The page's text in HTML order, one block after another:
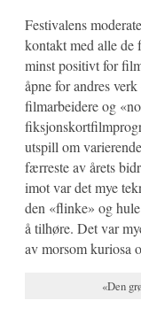
Festivalens
kontakt med alle de
minst positivt for
åpne for andres
filmarbeidere og
utspill om
færreste av årets
imot var det mye
den «flinke» og
å tilhøre. Det var
av morsom kuriosa
«Den